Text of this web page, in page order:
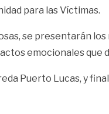
para las Víctimas.
se presentarán
emocionales
Puerto Lucas, y